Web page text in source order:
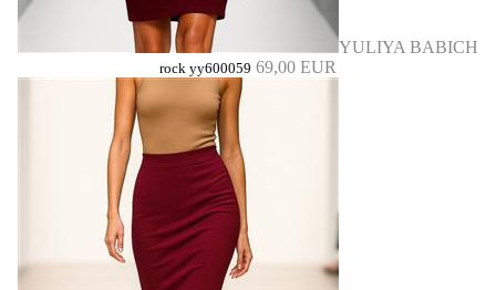
YULIYA BABICH
rock yy600059 69,00 EUR